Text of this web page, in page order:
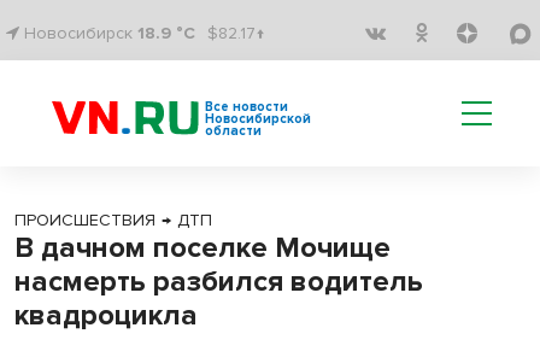
Новосибирск 18.9 °C $82.17↑
Все новости
Новосибирской
области
ПРОИСШЕСТВИЯ → ДТП
В дачном поселке Мочище
насмерть разбился водитель
квадроцикла